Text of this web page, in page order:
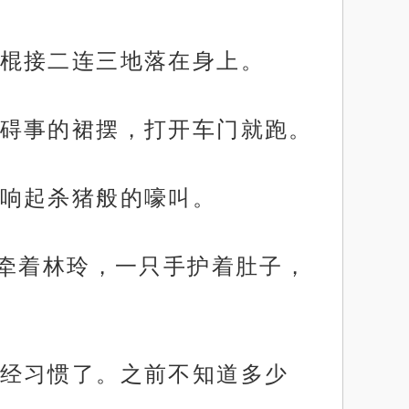
接二连三地落在身上。
事的裙摆，打开车门就跑。
起杀猪般的嚎叫。
着林玲，一只手护着肚子，
习惯了。之前不知道多少